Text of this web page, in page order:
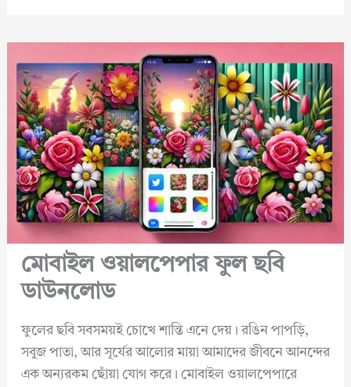
মোবাইল ওয়ালপেপার ফুল ছবি
ডাউনলোড
ফুলের ছবি সবসময়ই চোখে শান্তি এনে দেয়। রঙিন পাপড়ি,
সবুজ পাতা, আর সূর্যের আলোর মায়া আমাদের জীবনে আনন্দের
এক অন্যরকম ছোঁয়া যোগ করে। মোবাইল ওয়ালপেপারে